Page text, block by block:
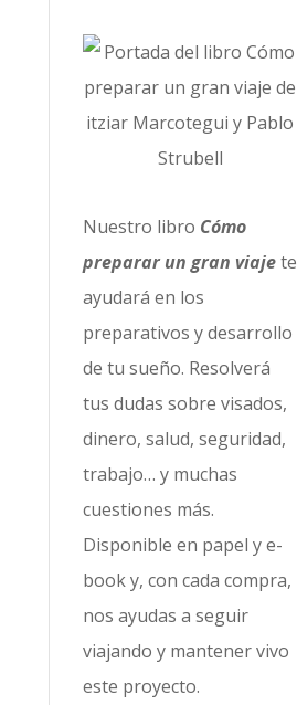
Nuestro libro Cómo
preparar un gran viajete
ayudará en los
preparativos y desarrollo
de tu sueño. Resolverá
tus dudas sobre visados,
dinero, salud, seguridad,
trabajo… y muchas
cuestiones más.
Disponible en papel y e-
book y, con cada compra,
nos ayudas a seguir
viajando y mantener vivo
este proyecto.